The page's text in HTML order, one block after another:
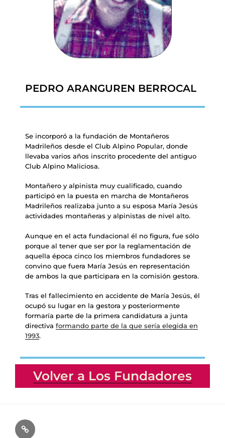
PEDRO ARANGUREN BERROCAL
Se incorporó a la fundación de Montañeros
Madrileños desde el Club Alpino Popular, donde
llevaba varios años inscrito procedente del antiguo
Club Alpino Maliciosa.
Montañero y alpinista muy cualificado, cuando
participó en la puesta en marcha de Montañeros
Madrileños realizaba junto a su esposa María Jesús
actividades montañeras y alpinistas de nivel alto.
Aunque en el acta fundacional él no figura, fue sólo
porque al tener que ser por la reglamentación de
aquella época cinco los miembros fundadores se
convino que fuera María Jesús en representación
de ambos la que participara en la comisión gestora.
Tras el fallecimiento en accidente de María Jesús, él
ocupó su lugar en la gestora y posteriormente
formaría parte de la primera candidatura a junta
directiva formando parte de la que sería elegida en
1993.
Volver a Los Fundadores